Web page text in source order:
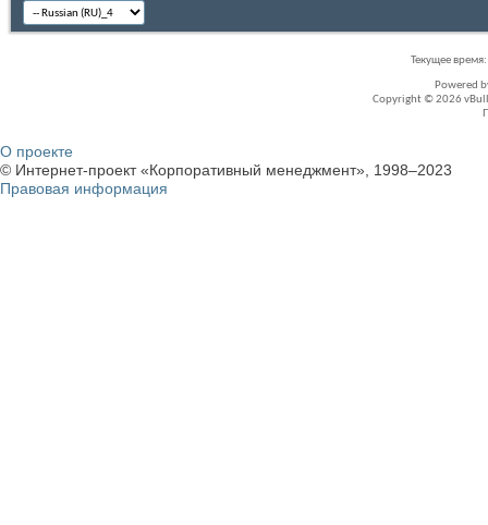
Текущее время:
Powered
Copyright © 2026
О проекте
© Интернет-проект «Корпоративный менеджмент», 1998–2023
Правовая информация